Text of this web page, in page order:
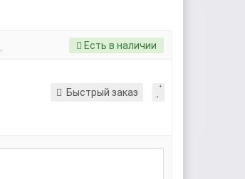
Есть в наличии
Быстрый заказ